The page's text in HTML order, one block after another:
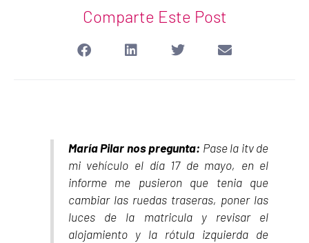
Comparte Este Post
María Pilar nos pregunta: Pase la itv de
mi vehículo el día 17 de mayo, en el
informe me pusieron que tenia que
cambiar las ruedas traseras, poner las
luces de la matricula y revisar el
alojamiento y la rótula izquierda de